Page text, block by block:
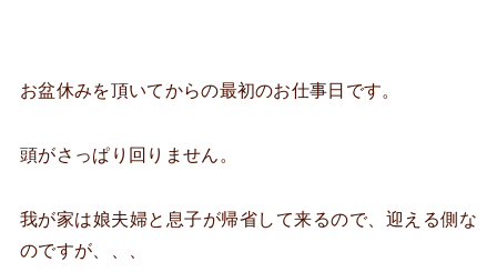
お盆休みを頂いてからの最初のお仕事日です。
頭がさっぱり回りません。
我が家は娘夫婦と息子が帰省して来るので、迎える側な
のですが、、、